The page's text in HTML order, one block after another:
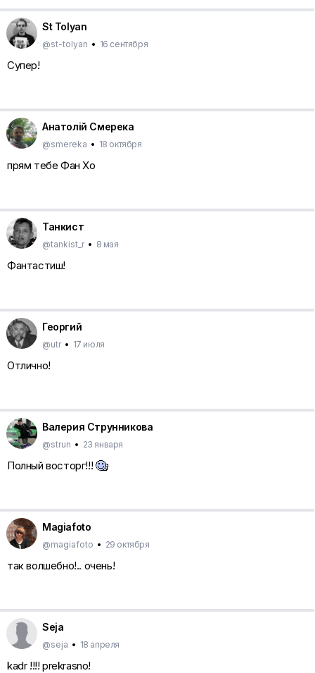
St Tolyan
@st-tolyan • 16 сентября
Супер!
Анатолій Смерека
@smereka • 18 октября
прям тебе Фан Хо
Танкист
@tankist_r • 8 мая
Фантастиш!
Георгий
@utr • 17 июля
Отлично!
Валерия Струнникова
@strun • 23 января
Полный восторг!!!
Magiafoto
@magiafoto • 29 октября
так волшебно!.. очень!
Seja
@seja • 18 апреля
kadr !!!! prekrasno!